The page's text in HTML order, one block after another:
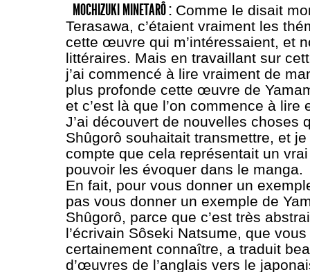
MOCHIZUKI MINETARÔ :Comme le disait
Terasawa, c’étaient vraiment les
cette œuvre qui m’intéressaient, et
littéraires. Mais en travaillant sur
j’ai commencé à lire vraiment de
plus profonde cette œuvre de
et c’est là que l’on commence à lire
J’ai découvert de nouvelles choses
Shûgorô souhaitait transmettre, et
compte que cela représentait un
pouvoir les évoquer dans le manga.
En fait, pour vous donner un
pas vous donner un exemple de
Shûgorô, parce que c’est très
l’écrivain Sôseki Natsume, que
certainement connaître, a traduit
d’œuvres de l’anglais vers le